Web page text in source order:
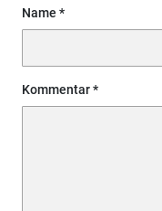
Name
Kommentar